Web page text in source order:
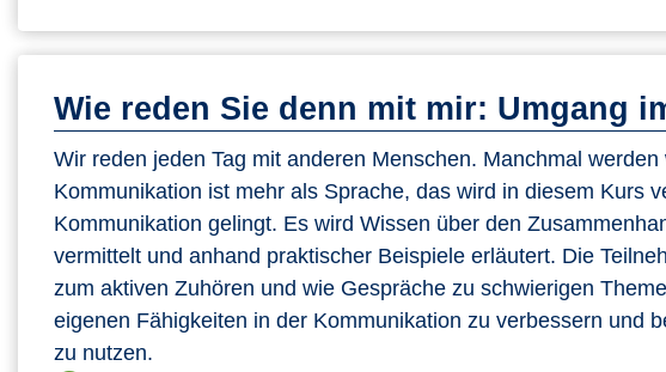
Wie reden Sie denn mit mir: Umgang
Wir reden jeden Tag mit anderen Menschen. Manchmal
Kommunikation ist mehr als Sprache, das wird in diesem Kurs
Kommunikation gelingt. Es wird Wissen über den
vermittelt und anhand praktischer Beispiele erläutert. Die
zum aktiven Zuhören und wie Gespräche zu schwierigen
eigenen Fähigkeiten in der Kommunikation zu verbessern und
zu nutzen.